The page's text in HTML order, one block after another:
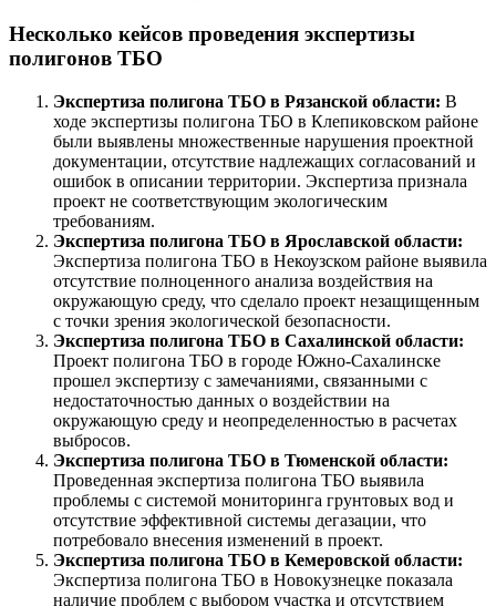
Несколько кейсов проведения экспертизы
полигонов ТБО
Экспертиза полигона ТБО в Рязанской области: В
ходе экспертизы полигона ТБО в Клепиковском районе
были выявлены множественные нарушения проектной
документации, отсутствие надлежащих согласований и
ошибок в описании территории. Экспертиза признала
проект не соответствующим экологическим
требованиям.
Экспертиза полигона ТБО в Ярославской области:
Экспертиза полигона ТБО в Некоузском районе выявила
отсутствие полноценного анализа воздействия на
окружающую среду, что сделало проект незащищенным
с точки зрения экологической безопасности.
Экспертиза полигона ТБО в Сахалинской области:
Проект полигона ТБО в городе Южно-Сахалинске
прошел экспертизу с замечаниями, связанными с
недостаточностью данных о воздействии на
окружающую среду и неопределенностью в расчетах
выбросов.
Экспертиза полигона ТБО в Тюменской области:
Проведенная экспертиза полигона ТБО выявила
проблемы с системой мониторинга грунтовых вод и
отсутствие эффективной системы дегазации, что
потребовало внесения изменений в проект.
Экспертиза полигона ТБО в Кемеровской области:
Экспертиза полигона ТБО в Новокузнецке показала
наличие проблем с выбором участка и отсутствием